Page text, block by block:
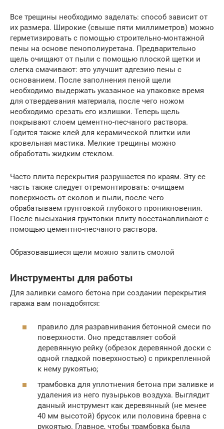
Все трещины необходимо заделать: способ зависит от
их размера. Широкие (свыше пяти миллиметров) можно
герметизировать с помощью строительно-монтажной
пены на основе пенополиуретана. Предварительно
щель очищают от пыли с помощью плоской щетки и
слегка смачивают: это улучшит адгезию пены с
основанием. После заполнения пеной щели
необходимо выдержать указанное на упаковке время
для отвердевания материала, после чего ножом
необходимо срезать его излишки. Теперь щель
покрывают слоем цементно-песчаного раствора.
Годится также клей для керамической плитки или
кровельная мастика. Мелкие трещины можно
обработать жидким стеклом.
Часто плита перекрытия разрушается по краям. Эту ее
часть также следует отремонтировать: очищаем
поверхность от сколов и пыли, после чего
обрабатываем грунтовкой глубокого проникновения.
После высыхания грунтовки плиту восстанавливают с
помощью цементно-песчаного раствора.
Образовавшиеся щели можно залить смолой
Инструменты для работы
Для заливки самого бетона при создании перекрытия
гаража вам понадобятся:
правило для разравнивания бетонной смеси по
поверхности. Оно представляет собой
деревянную рейку (обрезок деревянной доски с
одной гладкой поверхностью) с прикрепленной
к нему рукоятью;
трамбовка для уплотнения бетона при заливке и
удаления из него пузырьков воздуха. Выглядит
данный инструмент как деревянный (не менее
40 мм высотой) брусок или половина бревна с
рукоятью. Главное, чтобы трамбовка была